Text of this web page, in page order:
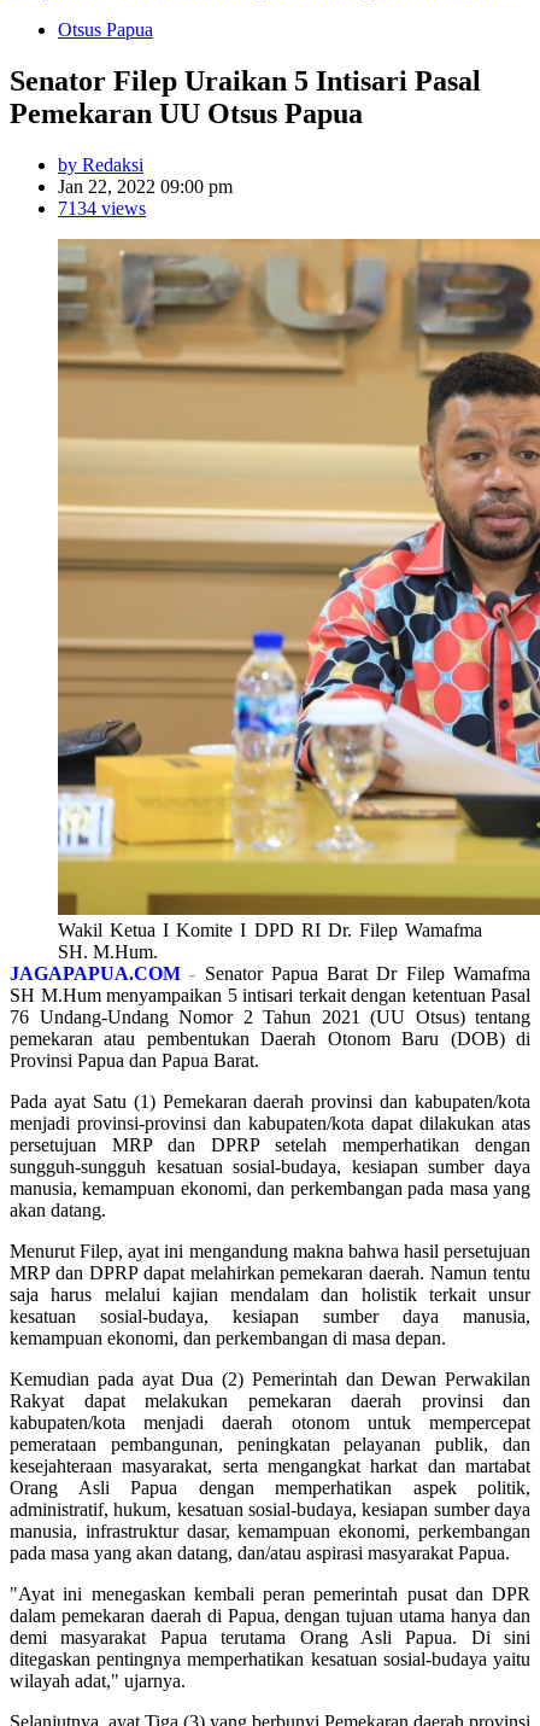
Otsus Papua
Senator Filep Uraikan 5 Intisari Pasal
Pemekaran UU Otsus Papua
by Redaksi
Jan 22, 2022 09:00 pm
7134 views
Wakil Ketua I Komite I DPD RI Dr. Filep Wamafma
SH. M.Hum.
JAGAPAPUA.COM - Senator Papua Barat Dr Filep Wamafma
SH M.Hum menyampaikan 5 intisari terkait dengan ketentuan Pasal
76 Undang-Undang Nomor 2 Tahun 2021 (UU Otsus) tentang
pemekaran atau pembentukan Daerah Otonom Baru (DOB) di
Provinsi Papua dan Papua Barat.
Pada ayat Satu (1) Pemekaran daerah provinsi dan kabupaten/kota
menjadi provinsi-provinsi dan kabupaten/kota dapat dilakukan atas
persetujuan MRP dan DPRP setelah memperhatikan dengan
sungguh-sungguh kesatuan sosial-budaya, kesiapan sumber daya
manusia, kemampuan ekonomi, dan perkembangan pada masa yang
akan datang.
Menurut Filep, ayat ini mengandung makna bahwa hasil persetujuan
MRP dan DPRP dapat melahirkan pemekaran daerah. Namun tentu
saja harus melalui kajian mendalam dan holistik terkait unsur
kesatuan sosial-budaya, kesiapan sumber daya manusia,
kemampuan ekonomi, dan perkembangan di masa depan.
Kemudian pada ayat Dua (2) Pemerintah dan Dewan Perwakilan
Rakyat dapat melakukan pemekaran daerah provinsi dan
kabupaten/kota menjadi daerah otonom untuk mempercepat
pemerataan pembangunan, peningkatan pelayanan publik, dan
kesejahteraan masyarakat, serta mengangkat harkat dan martabat
Orang Asli Papua dengan memperhatikan aspek politik,
administratif, hukum, kesatuan sosial-budaya, kesiapan sumber daya
manusia, infrastruktur dasar, kemampuan ekonomi, perkembangan
pada masa yang akan datang, dan/atau aspirasi masyarakat Papua.
"Ayat ini menegaskan kembali peran pemerintah pusat dan DPR
dalam pemekaran daerah di Papua, dengan tujuan utama hanya dan
demi masyarakat Papua terutama Orang Asli Papua. Di sini
ditegaskan pentingnya memperhatikan kesatuan sosial-budaya yaitu
wilayah adat," ujarnya.
Selanjutnya, ayat Tiga (3) yang berbunyi Pemekaran daerah provinsi